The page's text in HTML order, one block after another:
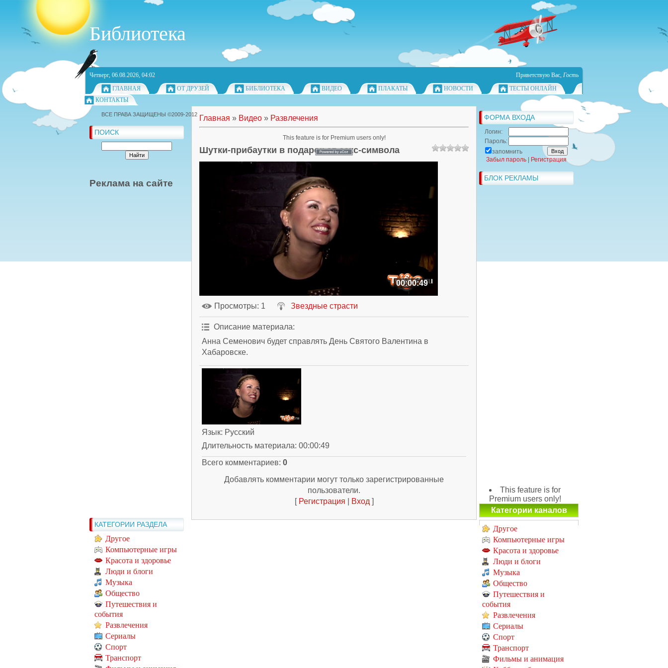
Библиотека
Четверг, 06.08.2026, 04:02 Приветствую Вас, Гость
ГЛАВНАЯ
ОТ ДРУЗЕЙ БИБЛИОТЕКА ВИДЕО ПЛАКАТЫ НОВОСТИ
ТЕСТЫ ОНЛАЙН
КОНТАКТЫ
ПОИСК
Реклама на сайте
КАТЕГОРИИ РАЗДЕЛА
Другое
Компьютерные игры
Красота и здоровье
Люди и блоги
Музыка
Общество
Путешествия и
события
Развлечения
Сериалы
Спорт
Транспорт
Главная » Видео » Развлечения
Шутки-прибаутки в подарок от секс-символа
00:00:49
Просмотры: 1 Звездные страсти
Описание материала:
Анна Семенович будет справлять День Святого Валентина в
Хабаровске.
Язык: Русский
Длительность материала: 00:00:49
Всего комментариев: 0
Добавлять комментарии могут только зарегистрированные
пользователи.
[ Регистрация Вход ]
ФОРМА ВХОДА
Логин:
Пароль:
запомнить
Забыл пароль
Регистрация
БЛОК РЕКЛАМЫ
This feature is for
Premium users only!
Категории каналов
Другое
Компьютерные игры
Красота и здоровье
Люди и блоги
Музыка
Общество
Путешествия и
события
Развлечения
Сериалы
Спорт
Транспорт
Фильмы и анимация
ВСЕ ПРАВА ЗАЩИЩЕНЫ ©2009-2012
This feature is for Premium users only!